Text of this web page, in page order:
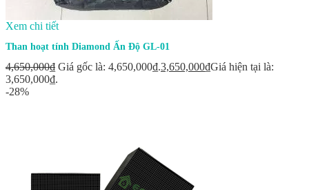
Xem chi tiết
Than hoạt tính Diamond Ấn Độ GL-01
4,650,000₫ Giá gốc là: 4,650,000₫.3,650,000₫Giá hiện tại là:
3,650,000₫.
-28%